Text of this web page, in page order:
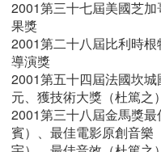
2001第三十七屆美國芝
果獎
2001第二十八屆比利時
導演獎
2001第五十四屆法國坎
元、獲技術大獎（杜篤之）
2001第三十八屆金馬獎
賓）、最佳電影原創音樂